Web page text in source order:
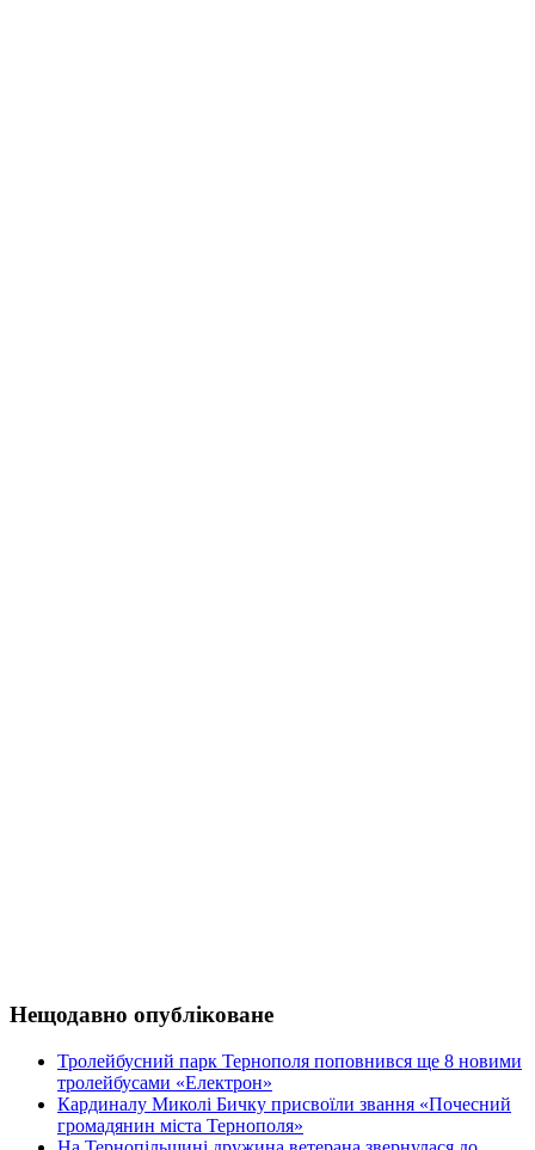
Нещодавно опубліковане
Тролейбусний парк Тернополя поповнився ще 8 новими
тролейбусами «Електрон»
Кардиналу Миколі Бичку присвоїли звання «Почесний
громадянин міста Тернополя»